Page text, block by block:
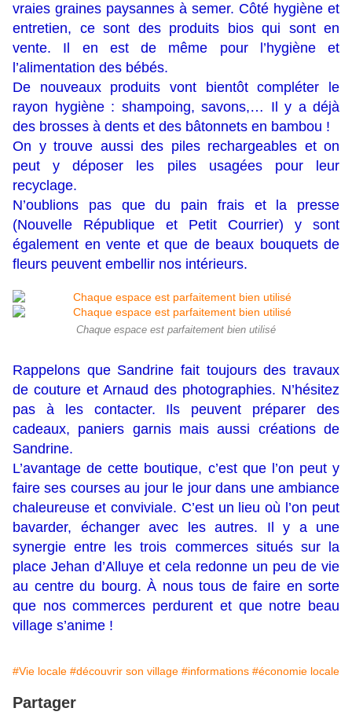
vraies graines paysannes à semer. Côté hygiène et
entretien, ce sont des produits bios qui sont en
vente. Il en est de même pour l’hygiène et
l’alimentation des bébés.
De nouveaux produits vont bientôt compléter le
rayon hygiène : shampoing, savons,… Il y a déjà
des brosses à dents et des bâtonnets en bambou !
On y trouve aussi des piles rechargeables et on
peut y déposer les piles usagées pour leur
recyclage.
N’oublions pas que du pain frais et la presse
(Nouvelle République et Petit Courrier) y sont
également en vente et que de beaux bouquets de
fleurs peuvent embellir nos intérieurs.
Chaque espace est parfaitement bien utilisé
Rappelons que Sandrine fait toujours des travaux
de couture et Arnaud des photographies. N’hésitez
pas à les contacter. Ils peuvent préparer des
cadeaux, paniers garnis mais aussi créations de
Sandrine.
L’avantage de cette boutique, c’est que l’on peut y
faire ses courses au jour le jour dans une ambiance
chaleureuse et conviviale. C’est un lieu où l’on peut
bavarder, échanger avec les autres. Il y a une
synergie entre les trois commerces situés sur la
place Jehan d’Alluye et cela redonne un peu de vie
au centre du bourg. À nous tous de faire en sorte
que nos commerces perdurent et que notre beau
village s’anime !
#Vie locale #découvrir son village #informations #économie locale
Partager